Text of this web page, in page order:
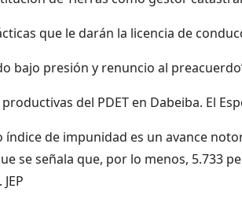
que le darán la licencia de
bajo presión y renuncio al
del PDET en Dabeiba. El
índice de impunidad es un avance
se señala que, por lo menos, 5.733